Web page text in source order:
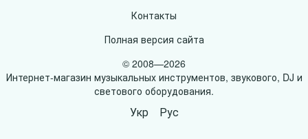
Контакты
Полная версия сайта
© 2008—2026
Интернет-магазин музыкальных инструментов, звукового, DJ и
светового оборудования.
Укр Рус